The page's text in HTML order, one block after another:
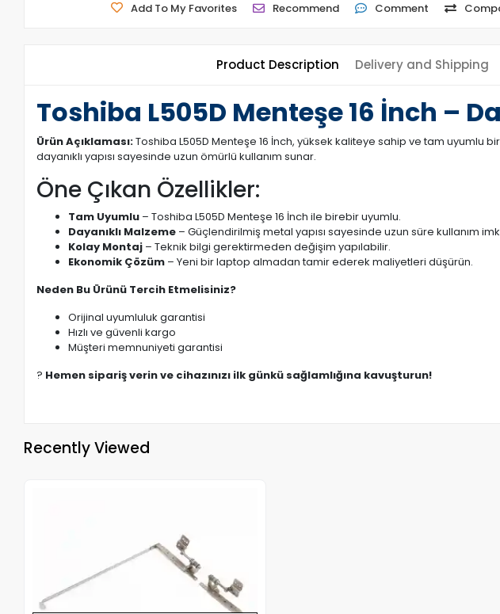
Add To My Favorites Recommend Comment
Product Description Delivery and Shipping
Toshiba L505D Menteşe 16 İnch –
Ürün Açıklaması:Toshiba L505D Menteşe 16 İnch, yüksek kaliteye sahip ve tam uyumlu
dayanıklı yapısı sayesinde uzun ömürlü kullanım sunar.
Öne Çıkan Özellikler:
Tam Uyumlu – Toshiba L505D Menteşe 16 İnch ile birebir uyumlu.
Dayanıklı Malzeme – Güçlendirilmiş metal yapısı sayesinde uzun süre kullanım
Kolay Montaj – Teknik bilgi gerektirmeden değişim yapılabilir.
Ekonomik Çözüm – Yeni bir laptop almadan tamir ederek maliyetleri düşürün.
Neden Bu Ürünü Tercih Etmelisiniz?
Orijinal uyumluluk garantisi
Hızlı ve güvenli kargo
Müşteri memnuniyeti garantisi
? Hemen sipariş verin ve cihazınızı ilk günkü sağlamlığına kavuşturun!
Recently Viewed